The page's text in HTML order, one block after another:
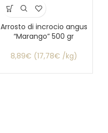
Arrosto di incrocio angus
“Marango” 500 gr
8,89€ (17,78€ /kg)